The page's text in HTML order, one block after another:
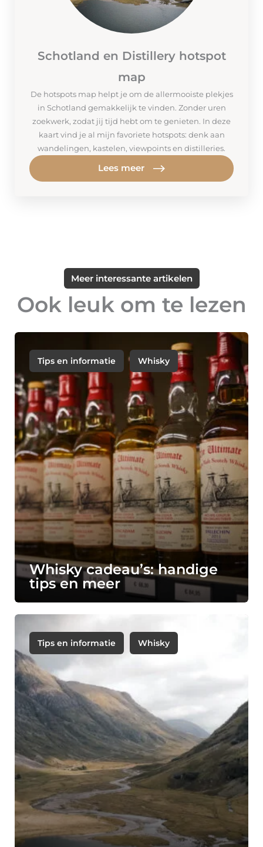
Schotland en Distillery hotspot
map
De hotspots map helpt je om de allermooiste plekjes
in Schotland gemakkelijk te vinden. Zonder uren
zoekwerk, zodat jij tijd hebt om te genieten. In deze
kaart vind je al mijn favoriete hotspots: denk aan
wandelingen, kastelen, viewpoints en distilleries.
Lees meer
Meer interessante artikelen
Ook leuk om te lezen
Tips en informatie Whisky
Whisky cadeau’s: handige
tips en meer
Tips en informatie Whisky